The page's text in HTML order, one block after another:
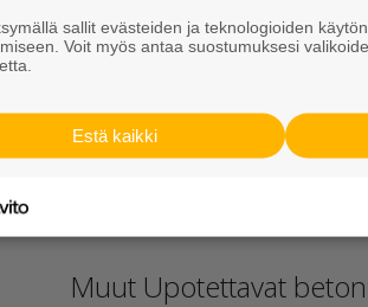
Muut Upotettavat
sallit evästeiden ja teknologioiden
Voit myös antaa suostumuksesi
Estä kaikki